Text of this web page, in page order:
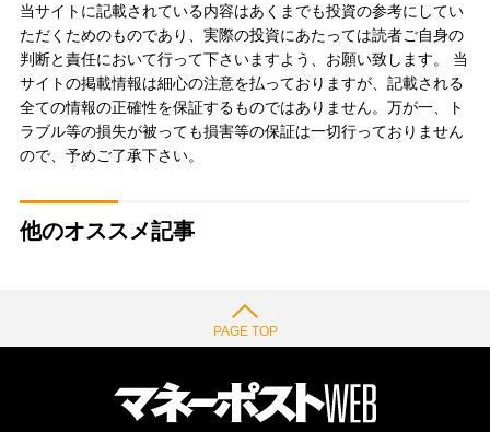
当サイトに記載されている内容はあくまでも投資の参考にしてい
ただくためのものであり、実際の投資にあたっては読者ご自身の
判断と責任において行って下さいますよう、お願い致します。 当
サイトの掲載情報は細心の注意を払っておりますが、記載される
全ての情報の正確性を保証するものではありません。万が一、ト
ラブル等の損失が被っても損害等の保証は一切行っておりません
ので、予めご了承下さい。
他のオススメ記事
PAGE TOP